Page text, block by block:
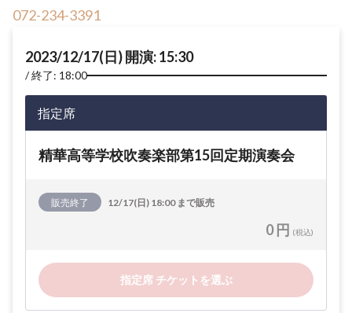
072-234-3391
2023/12/17(日) 開演: 15:30
終了: 18:00
指定席
精華高等学校吹奏楽部第15回定期演奏会
販売終了 12/17(日) 18:00 まで販売
0 円 (税込)
指定席 チケットを選ぶ